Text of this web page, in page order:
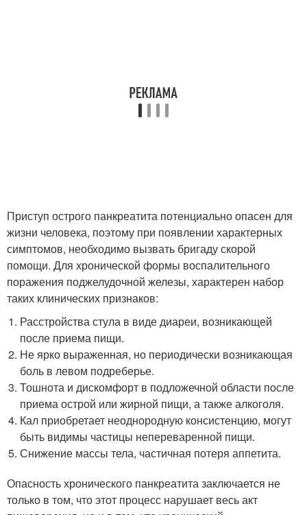
Приступ острого панкреатита потенциально опасен для
жизни человека, поэтому при появлении характерных
симптомов, необходимо вызвать бригаду скорой
помощи. Для хронической формы воспалительного
поражения поджелудочной железы, характерен набор
таких клинических признаков:
Расстройства стула в виде диареи, возникающей
после приема пищи.
Не ярко выраженная, но периодически возникающая
боль в левом подреберье.
Тошнота и дискомфорт в подложечной области после
приема острой или жирной пищи, а также алкоголя.
Кал приобретает неоднородную консистенцию, могут
быть видимы частицы непереваренной пищи.
Снижение массы тела, частичная потеря аппетита.
Опасность хронического панкреатита заключается не
только в том, что этот процесс нарушает весь акт